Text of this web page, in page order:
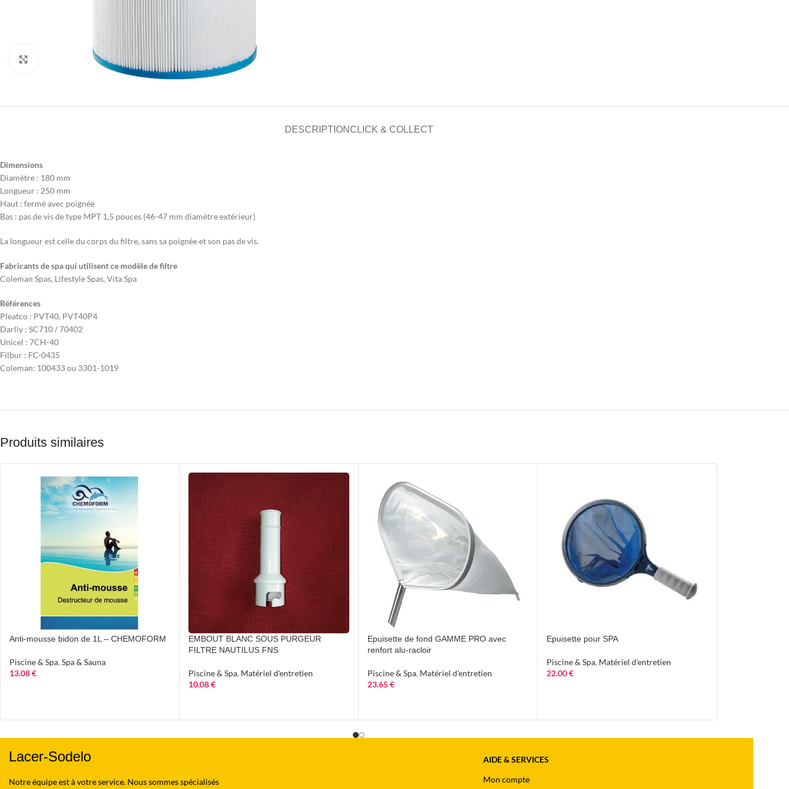
DESCRIPTION CLICK & COLLECT
Dimensions
Diamètre : 180 mm
Longueur : 250 mm
Haut : fermé avec poignée
Bas : pas de vis de type MPT 1,5 pouces (46-47 mm diamètre extérieur)
La longueur est celle du corps du filtre, sans sa poignée et son pas de vis.
Fabricants de spa qui utilisent ce modèle de filtre
Coleman Spas, Lifestyle Spas, Vita Spa
Références
Pleatco : PVT40, PVT40P4
Darlly : SC710 / 70402
Unicel : 7CH-40
Filbur : FC-0435
Coleman: 100433 ou 3301-1019
Produits similaires
Anti-mousse bidon de 1L – CHEMOFORM
Piscine & Spa, Spa & Sauna
13.08€
EMBOUT BLANC SOUS PURGEUR
FILTRE NAUTILUS FNS
Piscine & Spa, Matériel d'entretien
10.08€
Epuisette de fond GAMME PRO avec
renfort alu-racloir
Piscine & Spa, Matériel d'entretien
23.65€
Epuisette pour SPA
Piscine & Spa, Matériel d'entretien
22.00€
Lacer-Sodelo
Notre équipe est à votre service. Nous sommes spécialisés
AIDE & SERVICES
Mon compte